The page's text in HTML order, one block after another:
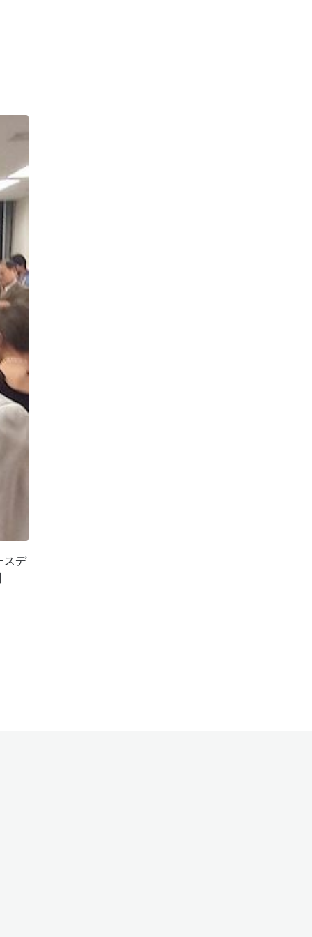
スデ